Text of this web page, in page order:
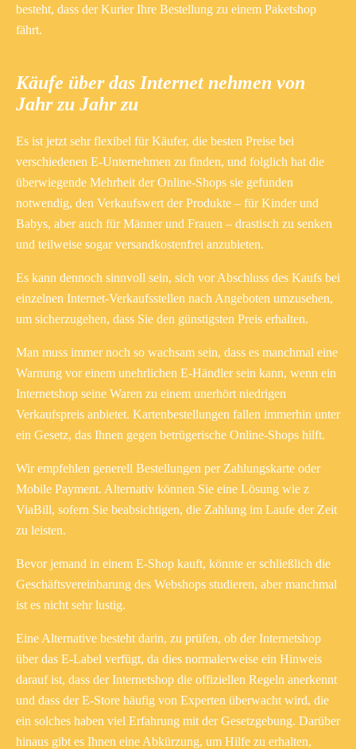
besteht, dass der Kurier Ihre Bestellung zu einem Paketshop
fährt.
Käufe über das Internet nehmen von
Jahr zu Jahr zu
Es ist jetzt sehr flexibel für Käufer, die besten Preise bei
verschiedenen E-Unternehmen zu finden, und folglich hat die
überwiegende Mehrheit der Online-Shops sie gefunden
notwendig, den Verkaufswert der Produkte – für Kinder und
Babys, aber auch für Männer und Frauen – drastisch zu senken
und teilweise sogar versandkostenfrei anzubieten.
Es kann dennoch sinnvoll sein, sich vor Abschluss des Kaufs bei
einzelnen Internet-Verkaufsstellen nach Angeboten umzusehen,
um sicherzugehen, dass Sie den günstigsten Preis erhalten.
Man muss immer noch so wachsam sein, dass es manchmal eine
Warnung vor einem unehrlichen E-Händler sein kann, wenn ein
Internetshop seine Waren zu einem unerhört niedrigen
Verkaufspreis anbietet. Kartenbestellungen fallen immerhin unter
ein Gesetz, das Ihnen gegen betrügerische Online-Shops hilft.
Wir empfehlen generell Bestellungen per Zahlungskarte oder
Mobile Payment. Alternativ können Sie eine Lösung wie z
ViaBill, sofern Sie beabsichtigen, die Zahlung im Laufe der Zeit
zu leisten.
Bevor jemand in einem E-Shop kauft, könnte er schließlich die
Geschäftsvereinbarung des Webshops studieren, aber manchmal
ist es nicht sehr lustig.
Eine Alternative besteht darin, zu prüfen, ob der Internetshop
über das E-Label verfügt, da dies normalerweise ein Hinweis
darauf ist, dass der Internetshop die offiziellen Regeln anerkennt
und dass der E-Store häufig von Experten überwacht wird, die
ein solches haben viel Erfahrung mit der Gesetzgebung. Darüber
hinaus gibt es Ihnen eine Abkürzung, um Hilfe zu erhalten,